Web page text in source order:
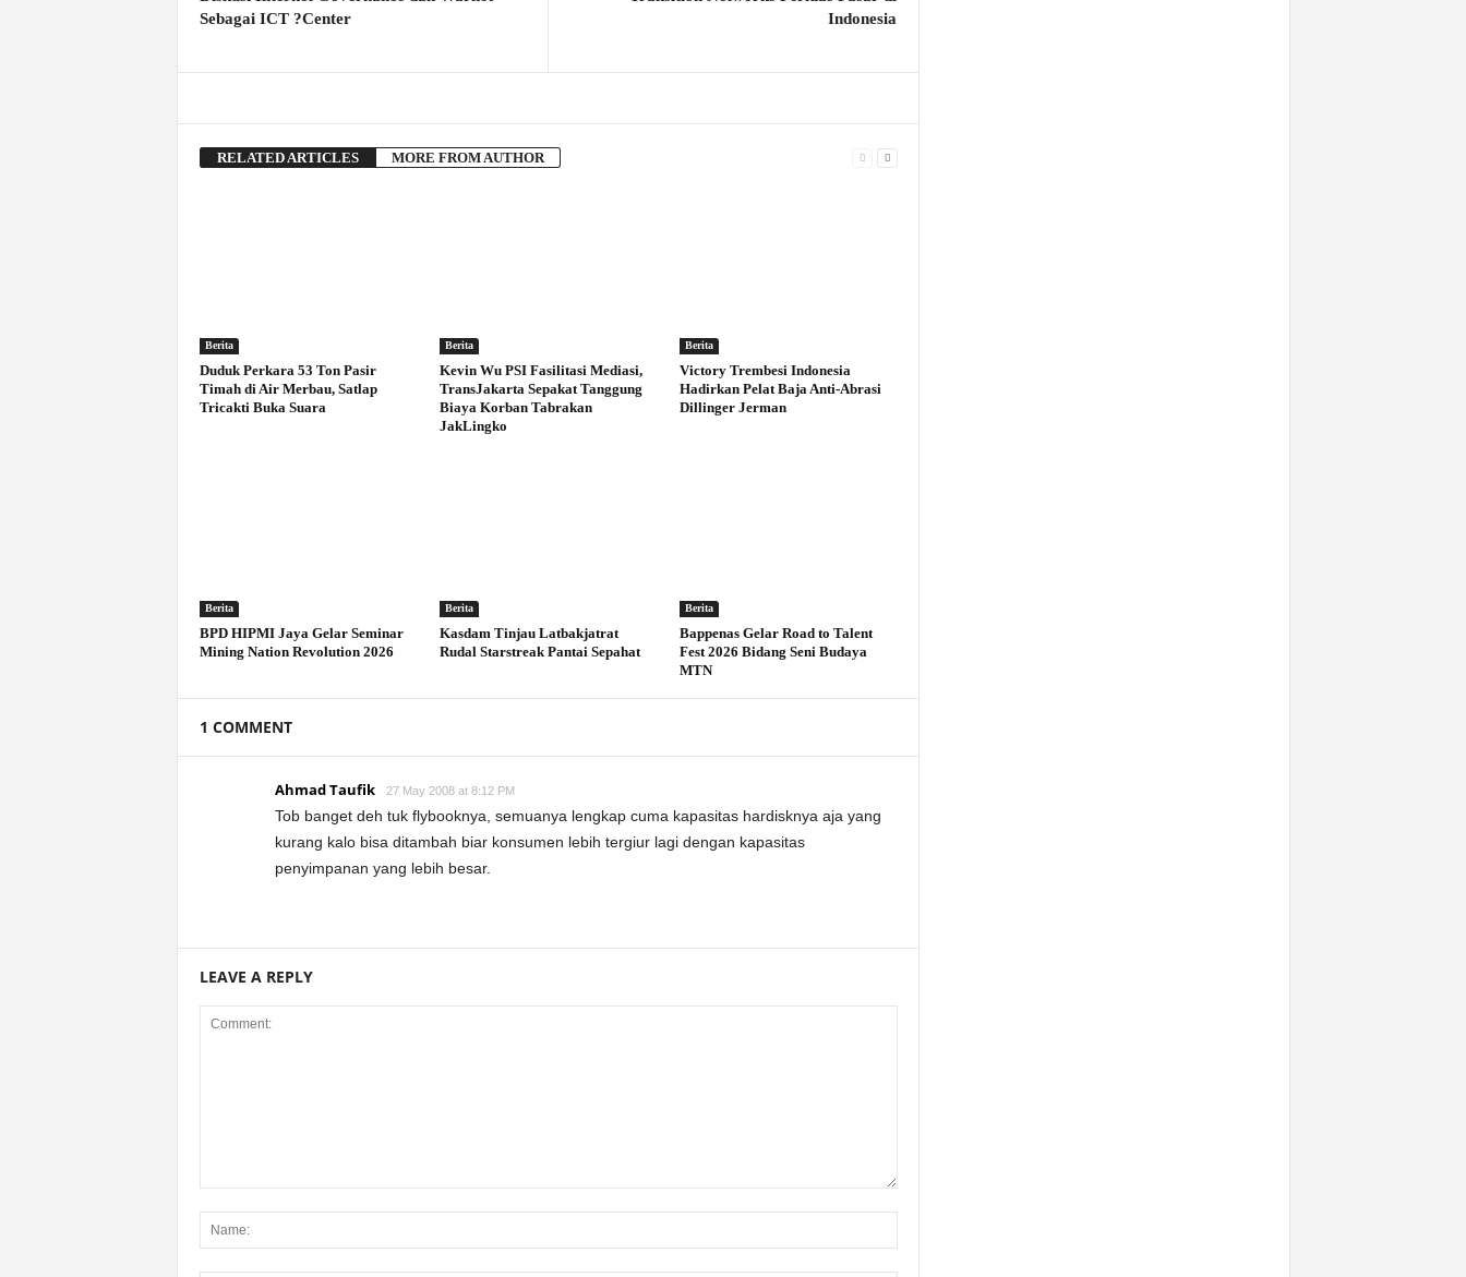
Sebagai ICT ?Center
Indonesia
RELATED ARTICLES MORE FROM AUTHOR
Berita
Duduk Perkara 53 Ton Pasir
Timah di Air Merbau, Satlap
Tricakti Buka Suara
Berita
Kevin Wu PSI Fasilitasi Mediasi,
TransJakarta Sepakat Tanggung
Biaya Korban Tabrakan
JakLingko
Berita
Victory Trembesi Indonesia
Hadirkan Pelat Baja Anti-Abrasi
Dillinger Jerman
Berita
BPD HIPMI Jaya Gelar Seminar
Mining Nation Revolution 2026
Berita
Kasdam Tinjau Latbakjatrat
Rudal Starstreak Pantai Sepahat
Berita
Bappenas Gelar Road to Talent
Fest 2026 Bidang Seni Budaya
MTN
1 COMMENT
Ahmad Taufik 27 May 2008 at 8:12 PM
Tob banget deh tuk flybooknya, semuanya lengkap cuma kapasitas hardisknya aja yang
kurang kalo bisa ditambah biar konsumen lebih tergiur lagi dengan kapasitas
penyimpanan yang lebih besar.
LEAVE A REPLY